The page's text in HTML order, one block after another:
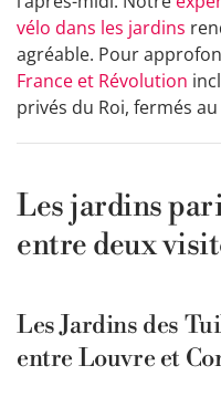
vélo dans les jardins
agréable. Pour
France et Révolution
privés du Roi, fermés
Les jardins
entre deux
Les Jardins des
entre Louvre et